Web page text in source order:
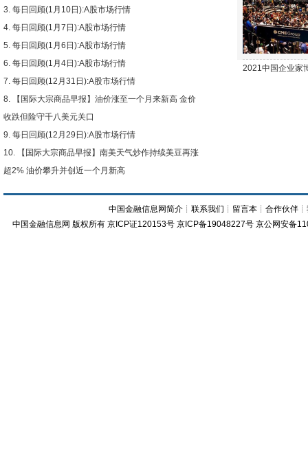
每日回顾(1月10日):A股市场行情
每日回顾(1月7日):A股市场行情
每日回顾(1月6日):A股市场行情
每日回顾(1月4日):A股市场行情
每日回顾(12月31日):A股市场行情
【国际大宗商品早报】油价涨至一个月来新高 金价
收跌但险守千八美元关口
每日回顾(12月29日):A股市场行情
【国际大宗商品早报】南美天气炒作持续美豆再涨
超2% 油价攀升并创近一个月新高
2021中国企业家
中国金融信息网简介 ┊联系我们 ┊ 留言本 ┊合作伙伴 ┊
中国金融信息网 版权所有 京ICP证120153号 京ICP备19048227号 京公网安备